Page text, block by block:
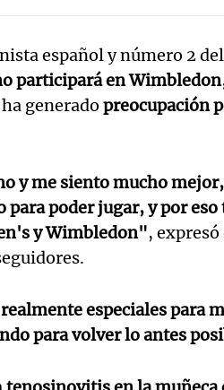
español y número 2
participará en Wimbledon
generado preocupación
y me siento mucho
poder jugar, y por eso
y Wimbledon",
especiales para
para volver lo antes